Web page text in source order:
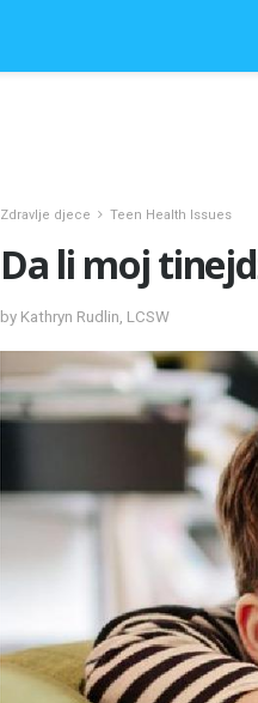
Zdravlje djece Teen Health Issues
Da li moj
by Kathryn Rudlin, LCSW